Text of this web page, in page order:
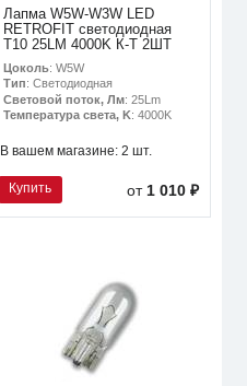
Лапма W5W-W3W LED
RETROFIT светодиодная
T10 25LM 4000K К-Т 2ШТ
Цоколь: W5W
Тип: Светодиодная
Световой поток, Лм: 25Lm
Температура света, K: 4000K
В вашем магазине: 2 шт.
Купить от1 010 ₽